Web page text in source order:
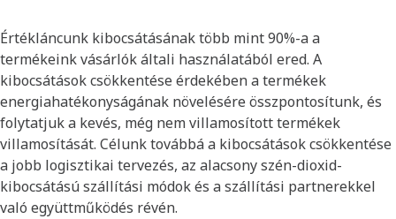
Értékláncunk kibocsátásának több mint 90%-a a
termékeink vásárlók általi használatából ered. A
kibocsátások csökkentése érdekében a termékek
energiahatékonyságának növelésére összpontosítunk, és
folytatjuk a kevés, még nem villamosított termékek
villamosítását. Célunk továbbá a kibocsátások csökkentése
a jobb logisztikai tervezés, az alacsony szén-dioxid-
kibocsátású szállítási módok és a szállítási partnerekkel
való együttműködés révén.